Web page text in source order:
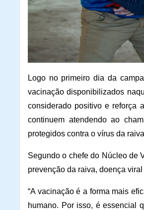
Logo no primeiro dia da
vacinação disponibilizados
considerado positivo e reforça
continuem atendendo ao
protegidos contra o vírus da
Segundo o chefe do Núcleo de
prevenção da raiva, doença
“A vacinação é a forma mais
humano. Por isso, é essencial